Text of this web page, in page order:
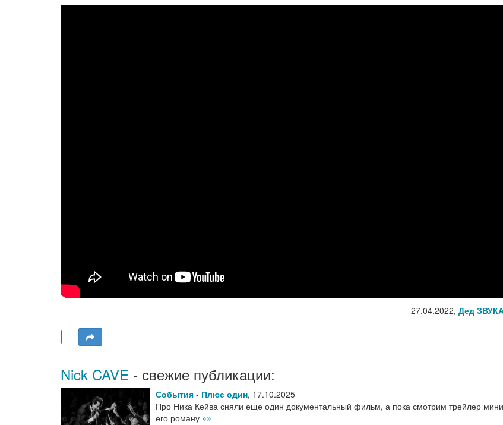
27.04.2022, Дед
Nick CAVE - свежие публикации:
События - Плюс один, 17.10.2025
Про Ника Кейва сняли еще один документальный фильм, а пока смотрим трейлер
его роману »»